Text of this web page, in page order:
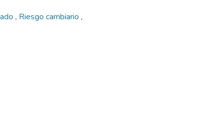
, Riesgo cambiario ,